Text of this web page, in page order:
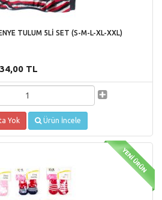
TULUM 5Lİ SET (S-M-L-XL-XXL)
TL
Yok Ürün İncele